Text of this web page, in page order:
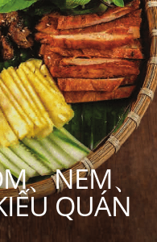
、NEM、
QUÁN